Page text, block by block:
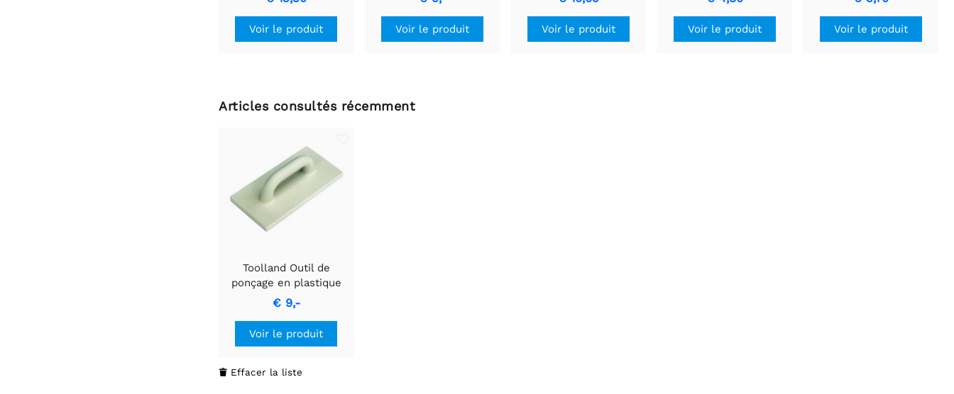
pour le travail du métal
Voir le produit
pièces - 20 cm
Voir le produit Voir le produit
pour des Transferts
Faciles
Voir le produit
de pelouse, 25 m
Voir le produit
Articles consultés récemment
Toolland Outil de
ponçage en plastique
résilient, surface de 240
mm.
€ 9,-
Voir le produit
 Effacer la liste